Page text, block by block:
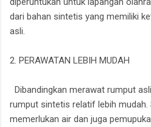
dari bahan sintetis yang memiliki
asli.
2. PERAWATAN LEBIH MUDAH
Dibandingkan merawat rumput
rumput sintetis relatif lebih
memerlukan air dan juga